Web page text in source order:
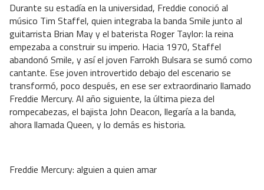
Durante su estadía en la universidad, Freddie conoció al
músico Tim Staffel, quien integraba la banda Smile junto al
guitarrista Brian May y el baterista Roger Taylor: la reina
empezaba a construir su imperio. Hacia 1970, Staffel
abandonó Smile, y así el joven Farrokh Bulsara se sumó como
cantante. Ese joven introvertido debajo del escenario se
transformó, poco después, en ese ser extraordinario llamado
Freddie Mercury. Al año siguiente, la última pieza del
rompecabezas, el bajista John Deacon, llegaría a la banda,
ahora llamada Queen, y lo demás es historia.
Freddie Mercury: alguien a quien amar